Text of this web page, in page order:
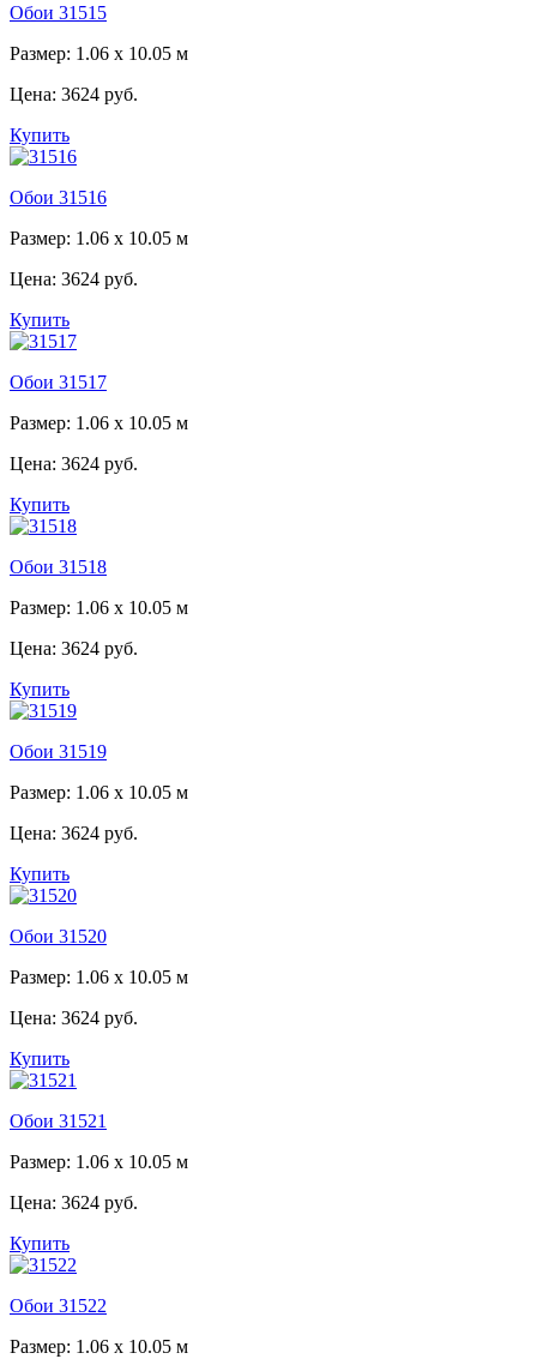
Обои 31515
Размер: 1.06 x 10.05 м
Цена: 3624 руб.
Купить
Обои 31516
Размер: 1.06 x 10.05 м
Цена: 3624 руб.
Купить
Обои 31517
Размер: 1.06 x 10.05 м
Цена: 3624 руб.
Купить
Обои 31518
Размер: 1.06 x 10.05 м
Цена: 3624 руб.
Купить
Обои 31519
Размер: 1.06 x 10.05 м
Цена: 3624 руб.
Купить
Обои 31520
Размер: 1.06 x 10.05 м
Цена: 3624 руб.
Купить
Обои 31521
Размер: 1.06 x 10.05 м
Цена: 3624 руб.
Купить
Обои 31522
Размер: 1.06 x 10.05 м